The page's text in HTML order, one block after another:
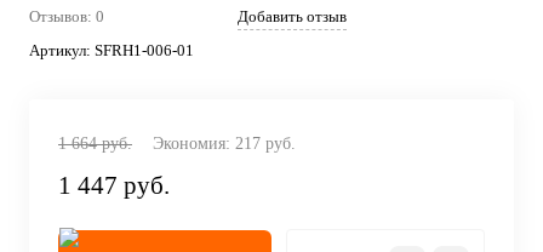
Отзывов: 0
Добавить отзыв
Артикул: SFRH1-006-01
1 664 руб. Экономия: 217 руб.
1 447 руб.